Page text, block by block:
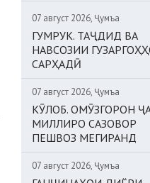
07 август 2026, Ҷумъа
ГУМРУК. ТАҶДИД ВА
НАВСОЗИИ
САРҲАДӢ
07 август 2026, Ҷумъа
КӮЛОБ. ОМӮЗГОРОН
МИЛЛИРО САЗОВОР
ПЕШВОЗ МЕГИРАНД
07 август 2026, Ҷумъа